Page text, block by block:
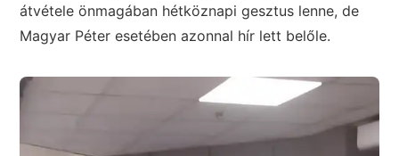
átvétele önmagában hétköznapi gesztus lenne, de
Magyar Péter esetében azonnal hír lett belőle.